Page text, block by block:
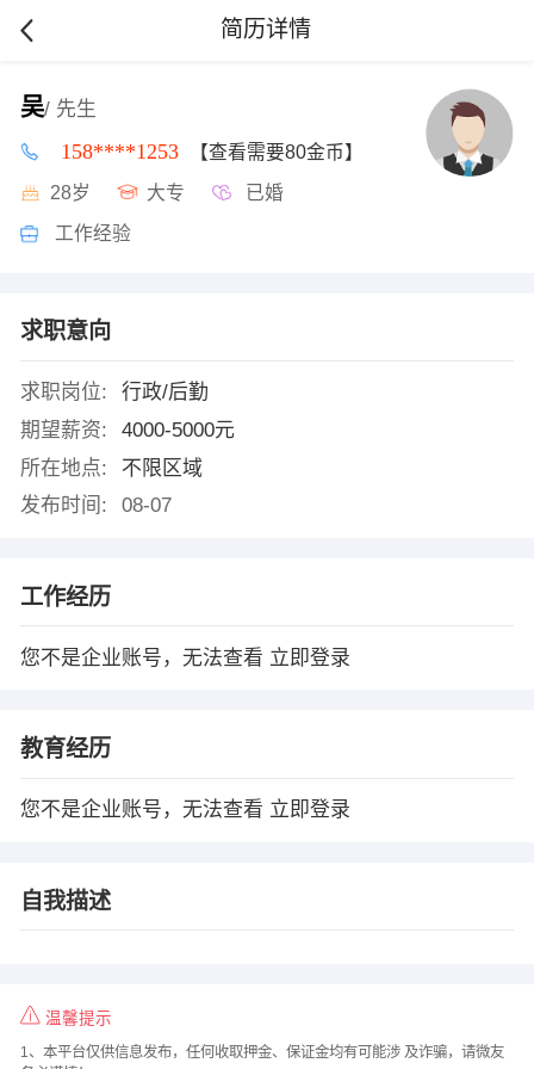
简历详情
吴/ 先生
158****1253 【查看需要80金币】
28岁 大专 已婚
工作经验
求职意向
求职岗位:
行政/后勤
期望薪资:
4000-5000元
所在地点:
不限区域
发布时间:
08-07
工作经历
您不是企业账号，无法查看 立即登录
教育经历
您不是企业账号，无法查看 立即登录
自我描述
温馨提示
1、本平台仅供信息发布，任何收取押金、保证金均有可能涉 及诈骗，请微友